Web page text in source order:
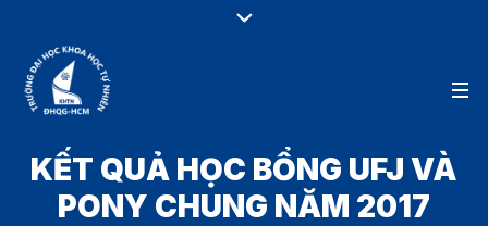
KẾT QUẢ HỌC BỔNG UFJ VÀ
PONY CHUNG NĂM 2017